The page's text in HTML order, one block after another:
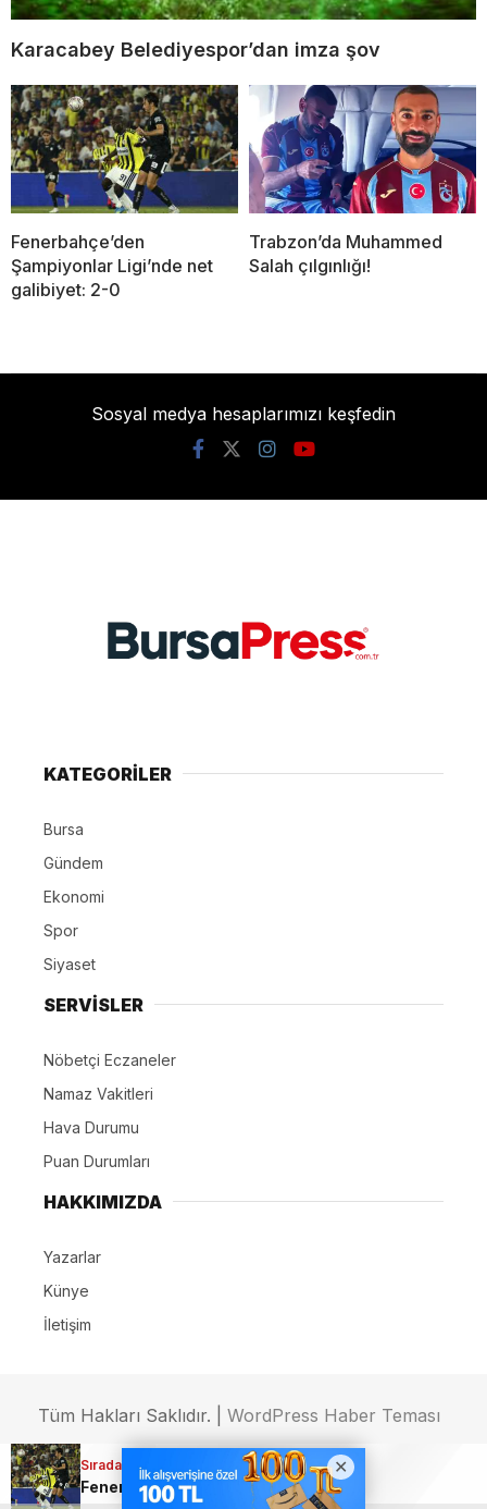
Sıradaki Haber
Ümraniyespor-Mardinspor maçı saat kaçta, hangi kanalda?
Sıradaki Haber
Sivasspor-Erokspor maçı saat kaçta, hangi kanalda?
Sıradaki Haber
Karacabey Belediyespor’dan imza şov
Karacabey Belediyespor’dan imza şov
Fenerbahçe’den
Şampiyonlar Ligi’nde net
galibiyet: 2-0
Trabzon’da Muhammed
Salah çılgınlığı!
Sıradaki Haber
Fenerbahçe’den Şampiyonlar Ligi’nde net galibiyet: 2-0
Sosyal medya hesaplarımızı keşfedin
KATEGORİLER
Bursa
Gündem
Ekonomi
Spor
Siyaset
SERVİSLER
Nöbetçi Eczaneler
Namaz Vakitleri
Hava Durumu
Puan Durumları
HAKKIMIZDA
Yazarlar
Künye
İletişim
Tüm Hakları Saklıdır. | WordPress Haber Teması